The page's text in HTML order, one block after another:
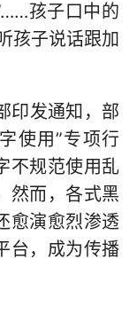
孩子口中的
孩子说话跟加
印发通知，部
使用”专项行
不规范使用乱
然而，各式黑
愈演愈烈渗透
台，成为传播